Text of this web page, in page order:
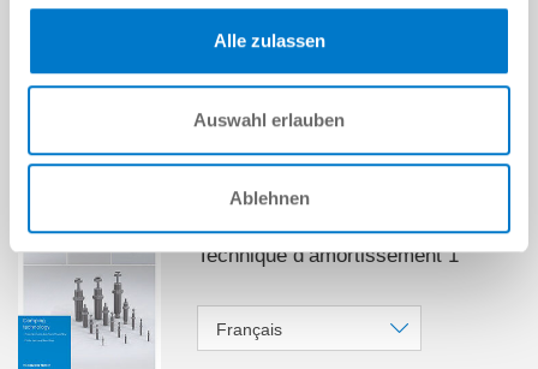
Alle zulassen
Auswahl erlauben
Ablehnen
CATALOGUES, BROCHURES ET DÉPLIANTS
Technique d’amortissement 1
Français